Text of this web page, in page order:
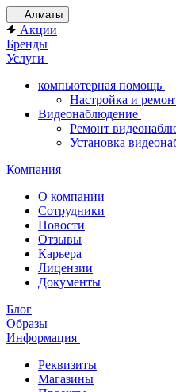
Алматы
Акции
Бренды
Услуги
компьютерная помощь
Настройка и
Видеонаблюдение
Ремонт
Установка
Компания
О компании
Сотрудники
Новости
Отзывы
Карьера
Лицензии
Документы
Блог
Образы
Информация
Реквизиты
Магазины